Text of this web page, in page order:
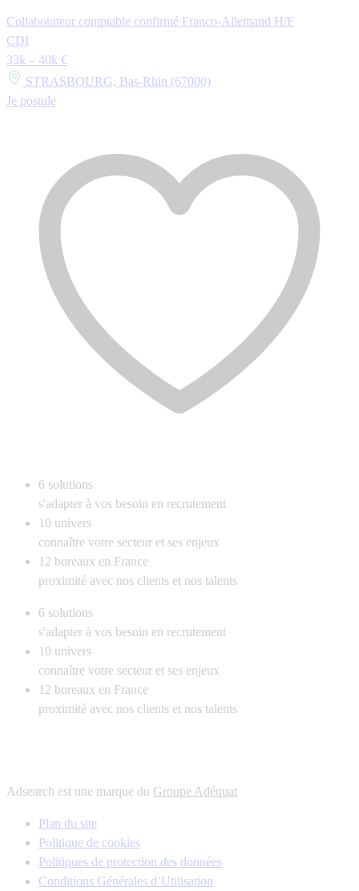
Collaborateur comptable confirmé Franco-Allemand H/F
CDI
33k – 40k €
STRASBOURG, Bas-Rhin (67000)
Je postule
6 solutions
s'adapter à vos besoin en recrutement
10 univers
connaître votre secteur et ses enjeux
12 bureaux en France
proximité avec nos clients et nos talents
6 solutions
s'adapter à vos besoin en recrutement
10 univers
connaître votre secteur et ses enjeux
12 bureaux en France
proximité avec nos clients et nos talents
Adsearch est une marque du Groupe Adéquat
Plan du site
Politique de cookies
Politiques de protection des données
Conditions Générales d’Utilisation